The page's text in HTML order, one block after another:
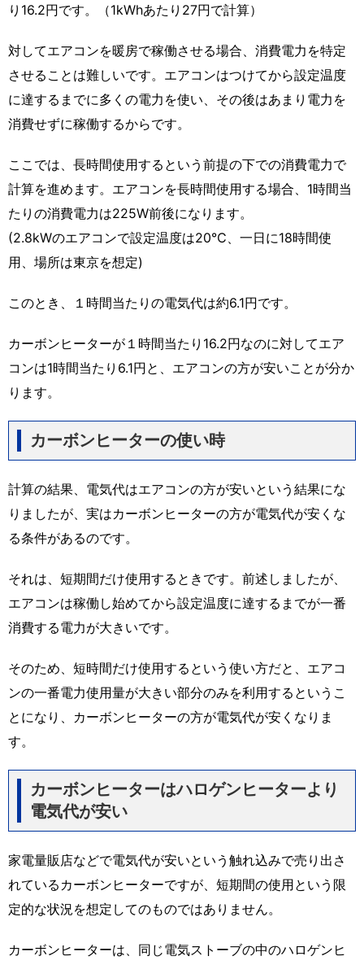
り16.2円です。（1kWhあたり27円で計算）
対してエアコンを暖房で稼働させる場合、消費電力を特定
させることは難しいです。エアコンはつけてから設定温度
に達するまでに多くの電力を使い、その後はあまり電力を
消費せずに稼働するからです。
ここでは、長時間使用するという前提の下での消費電力で
計算を進めます。エアコンを長時間使用する場合、1時間当
たりの消費電力は225W前後になります。
(2.8kWのエアコンで設定温度は20℃、一日に18時間使
用、場所は東京を想定)
このとき、１時間当たりの電気代は約6.1円です。
カーボンヒーターが１時間当たり16.2円なのに対してエア
コンは1時間当たり6.1円と、エアコンの方が安いことが分か
ります。
カーボンヒーターの使い時
計算の結果、電気代はエアコンの方が安いという結果にな
りましたが、実はカーボンヒーターの方が電気代が安くな
る条件があるのです。
それは、短期間だけ使用するときです。前述しましたが、
エアコンは稼働し始めてから設定温度に達するまでが一番
消費する電力が大きいです。
そのため、短時間だけ使用するという使い方だと、エアコ
ンの一番電力使用量が大きい部分のみを利用するというこ
とになり、カーボンヒーターの方が電気代が安くなりま
す。
カーボンヒーターはハロゲンヒーターより
電気代が安い
家電量販店などで電気代が安いという触れ込みで売り出さ
れているカーボンヒーターですが、短期間の使用という限
定的な状況を想定してのものではありません。
カーボンヒーターは、同じ電気ストーブの中のハロゲンヒ